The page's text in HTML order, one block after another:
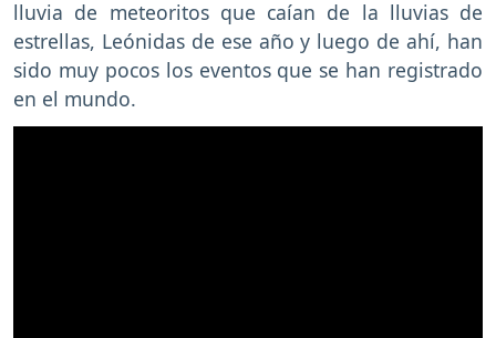
lluvia de meteoritos que caían de la lluvias de
estrellas, Leónidas de ese año y luego de ahí, han
sido muy pocos los eventos que se han registrado
en el mundo.